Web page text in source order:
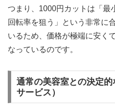
つまり、1000円カットは「最
回転率を狙う」という非常に
いるため、価格が極端に安く
なっているのです。
通常の美容室との決定的
サービス）